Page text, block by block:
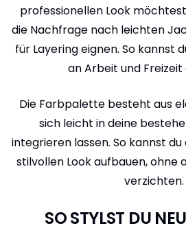
professionellen Look
die Nachfrage nach leichten
für Layering eignen. So kannst
an Arbeit und Freizeit
Die Farbpalette besteht aus
sich leicht in deine
integrieren lassen. So kannst
stilvollen Look aufbauen, ohne
verzichten.
SO STYLST DU